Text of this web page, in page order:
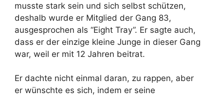
musste stark sein und sich selbst schützen,
deshalb wurde er Mitglied der Gang 83,
ausgesprochen als “Eight Tray”. Er sagte auch,
dass er der einzige kleine Junge in dieser Gang
war, weil er mit 12 Jahren beitrat.
Er dachte nicht einmal daran, zu rappen, aber
er wünschte es sich, indem er seine